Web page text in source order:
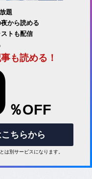
題
から読める
トも配信
も読める！
％OFF
ちらから
別サービスになります。